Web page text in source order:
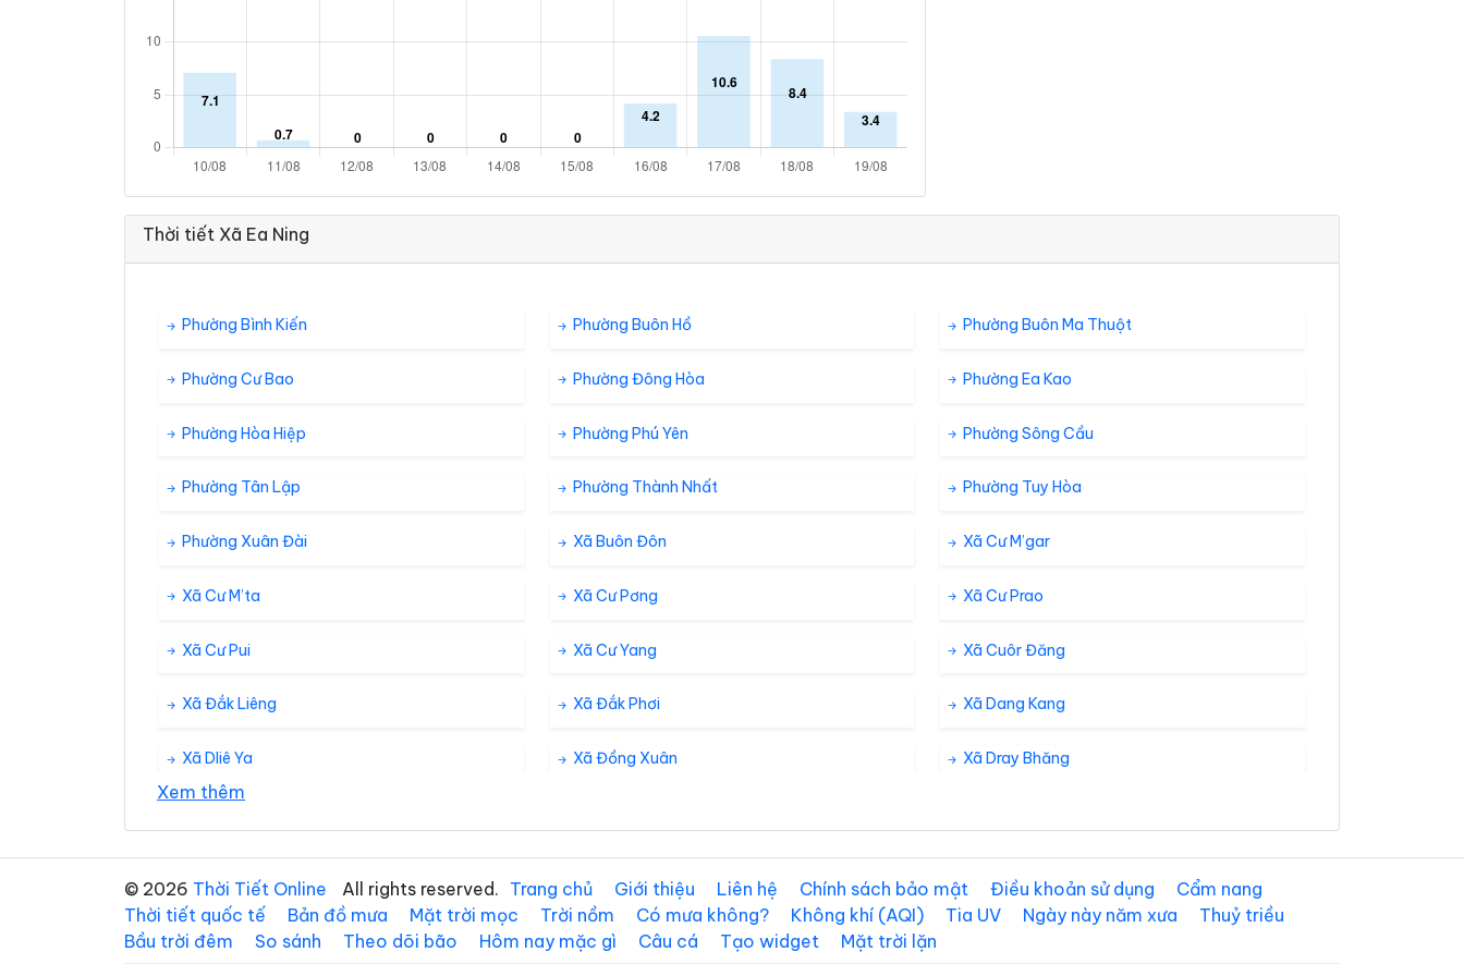
Thời tiết Xã Ea Ning
Phường Bình Kiến Phường Buôn Hồ Phường Buôn Ma Thuột
Phường Cư Bao Phường Đông Hòa Phường Ea Kao
Phường Hòa Hiệp Phường Phú Yên Phường Sông Cầu
Phường Tân Lập Phường Thành Nhất Phường Tuy Hòa
Phường Xuân Đài Xã Buôn Đôn Xã Cư M’gar
Xã Cư M’ta Xã Cư Pơng Xã Cư Prao
Xã Cư Pui Xã Cư Yang Xã Cuôr Đăng
Xã Đắk Liêng Xã Đắk Phơi Xã Dang Kang
Xã Dliê Ya Xã Đồng Xuân Xã Dray Bhăng
Xã Ea H’leo Xã Ea Hiao Xã Ea Kar
Xem thêm
© 2026 Thời Tiết Online All rights reserved. Trang chủ Giới thiệu Liên hệ Chính sách bảo mật Điều khoản sử dụng
Cẩm nang
Thời tiết quốc tế
Bản đồ mưa Mặt trời mọc Trời nồm Có mưa không? Không khí (AQI) Tia UV Ngày này năm xưa
Thuỷ triều
Bầu trời đêm
So sánh Theo dõi bão Hôm nay mặc gì Câu cá Tạo widget Mặt trời lặn